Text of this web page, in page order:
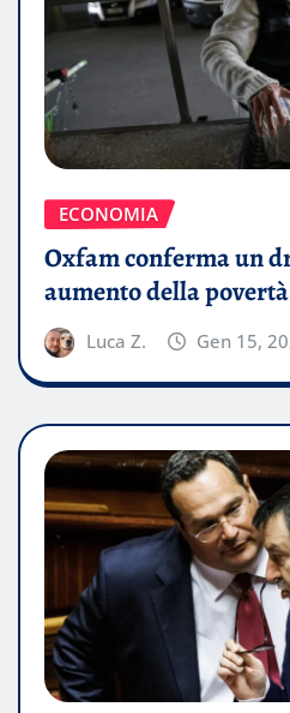
ECONOMIA
Oxfam conferma un
aumento della
Luca Z. Gen 15,